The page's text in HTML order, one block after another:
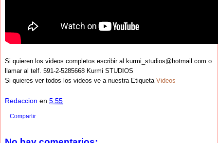
Si quieren los videos completos escribir al kurmi_studios@hotmail.com o
llamar al telf. 591-2-5285668 Kurmi STUDIOS
Si quieres ver todos los videos ve a nuestra Etiqueta Videos
Redaccion en 5:55
Compartir